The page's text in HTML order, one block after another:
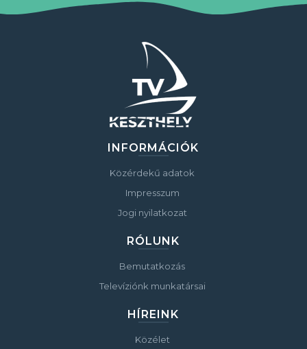
INFORMÁCIÓK
Közérdekű adatok
Impresszum
Jogi nyilatkozat
RÓLUNK
Bemutatkozás
Televíziónk munkatársai
HÍREINK
Közélet